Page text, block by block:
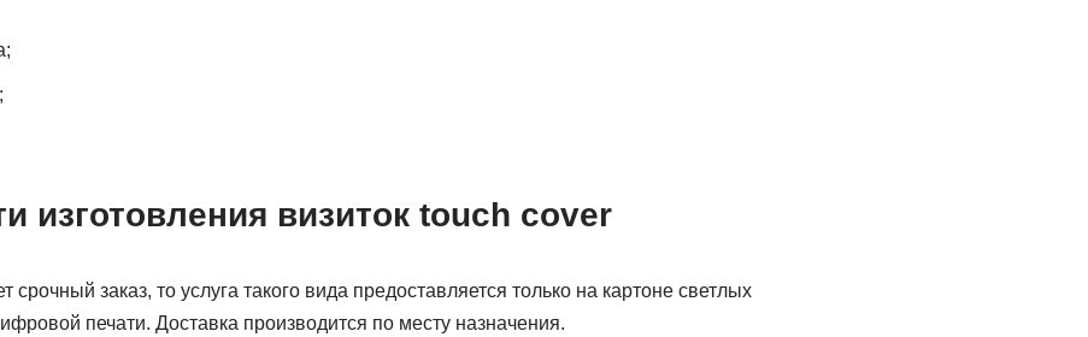
изготовления визиток touch cover
срочный заказ, то услуга такого вида предоставляется только на картоне светлых
печати. Доставка производится по месту назначения.